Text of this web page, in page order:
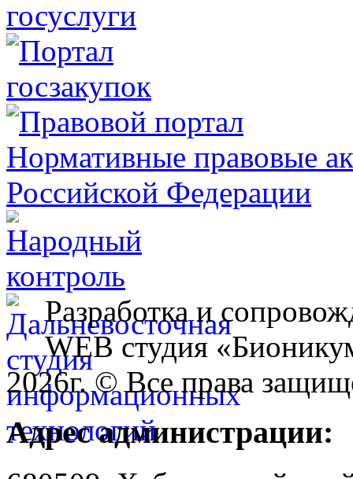
Разработка и
WEB студия
2026г. © Все права
Адрес администрации: